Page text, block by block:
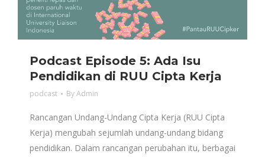
Podcast Episode 5: Ada Isu
Pendidikan di RUU Cipta Kerja
podcast ByAdmin
Rancangan Undang-Undang Cipta Kerja (RUU Cipta
Kerja) mengubah sejumlah undang-undang bidang
pendidikan. Dalam rancangan perubahan itu, berbagai